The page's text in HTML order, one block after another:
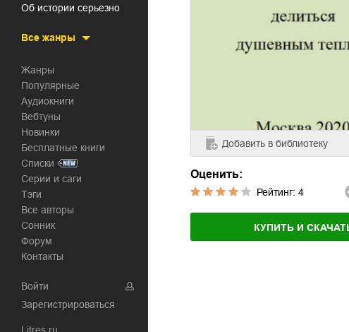
об истории серьезно
Все жанры
Жанры
Популярные
Аудиокниги
Вебтуны
Новинки
Бесплатные книги
Списки
Серии и саги
Тэги
Все авторы
Сонник
Форум
Контакты
Войти
Зарегистрироваться
Добавить в библиотеку
Оценить:
Рейтинг: 4
КУПИТЬ И